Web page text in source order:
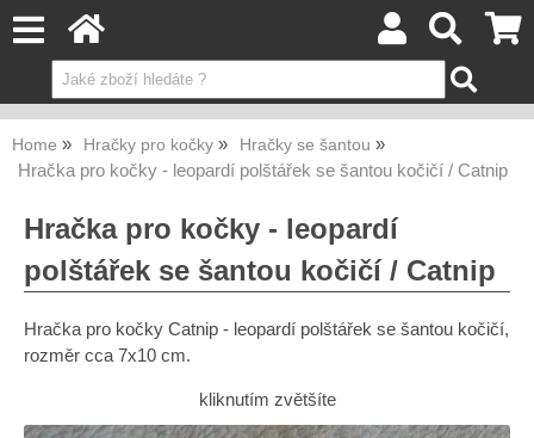
Home Hračky pro kočky Hračky se šantou
Hračka pro kočky - leopardí polštářek se šantou kočičí / Catnip
Hračka pro kočky - leopardí
polštářek se šantou kočičí / Catnip
Hračka pro kočky Catnip - leopardí polštářek se šantou kočičí,
rozměr cca 7x10 cm.
kliknutím zvětšíte